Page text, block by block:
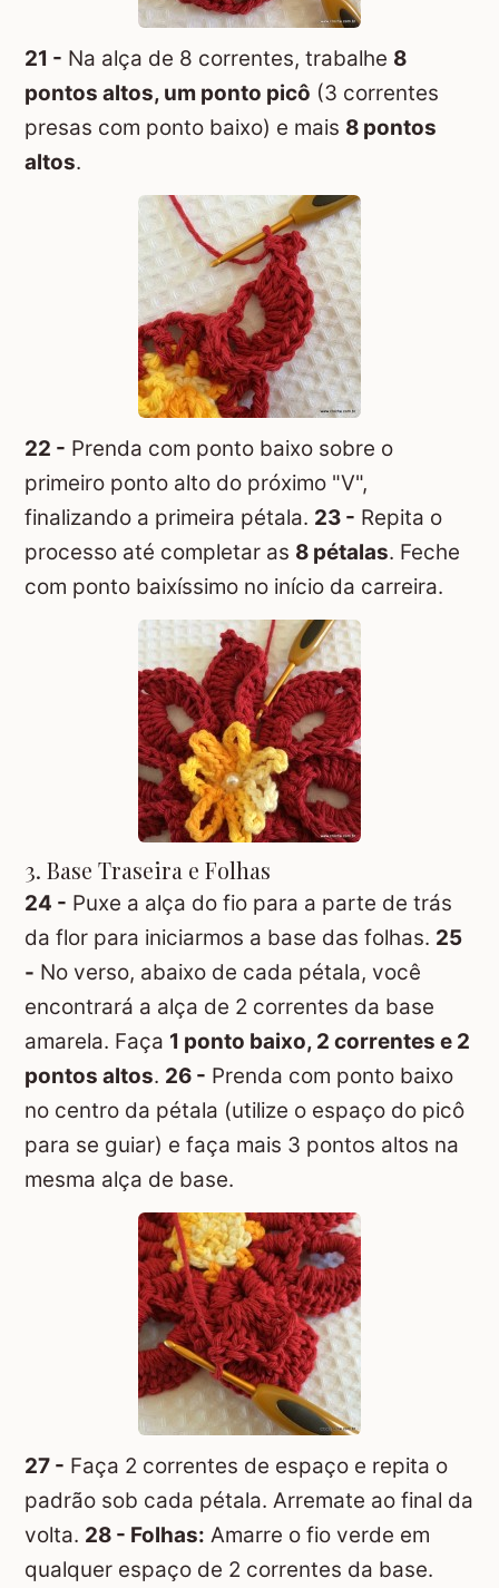
21 - Na alça de 8 correntes, trabalhe 8
pontos altos, um ponto picô (3 correntes
presas com ponto baixo) e mais 8 pontos
altos.
22 - Prenda com ponto baixo sobre o
primeiro ponto alto do próximo "V",
finalizando a primeira pétala. 23 - Repita o
processo até completar as 8 pétalas. Feche
com ponto baixíssimo no início da carreira.
3. Base Traseira e Folhas
24 - Puxe a alça do fio para a parte de trás
da flor para iniciarmos a base das folhas. 25
- No verso, abaixo de cada pétala, você
encontrará a alça de 2 correntes da base
amarela. Faça 1 ponto baixo, 2 correntes e 2
pontos altos. 26 - Prenda com ponto baixo
no centro da pétala (utilize o espaço do picô
para se guiar) e faça mais 3 pontos altos na
mesma alça de base.
27 - Faça 2 correntes de espaço e repita o
padrão sob cada pétala. Arremate ao final da
volta. 28 - Folhas: Amarre o fio verde em
qualquer espaço de 2 correntes da base.